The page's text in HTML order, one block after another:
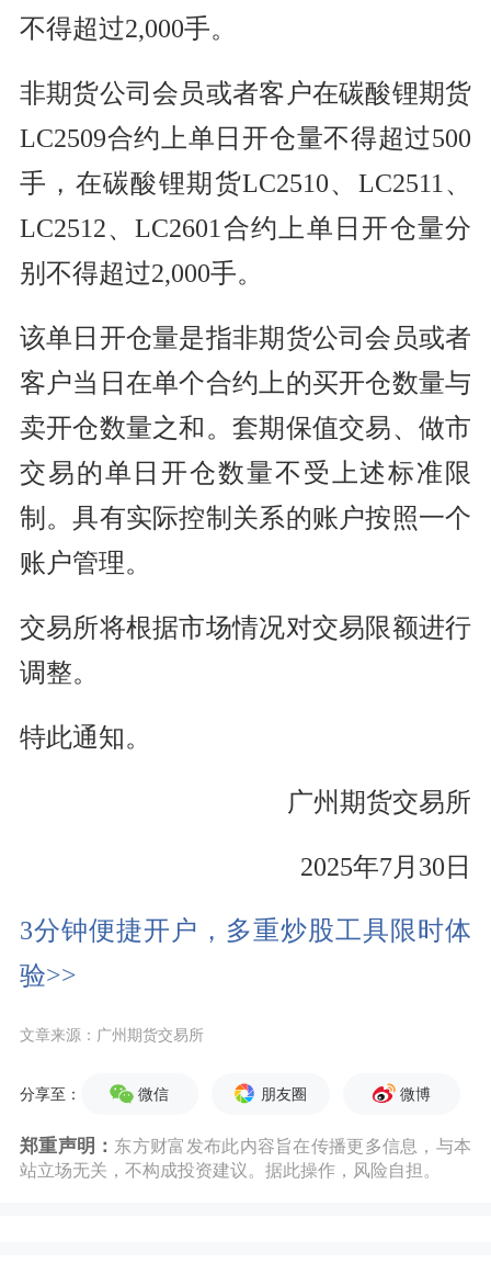
不得超过2,000手。
非期货公司会员或者客户在碳酸锂期货
LC2509合约上单日开仓量不得超过500
手，在碳酸锂期货LC2510、LC2511、
LC2512、LC2601合约上单日开仓量分
别不得超过2,000手。
该单日开仓量是指非期货公司会员或者
客户当日在单个合约上的买开仓数量与
卖开仓数量之和。套期保值交易、做市
交易的单日开仓数量不受上述标准限
制。具有实际控制关系的账户按照一个
账户管理。
交易所将根据市场情况对交易限额进行
调整。
特此通知。
广州期货交易所
2025年7月30日
3分钟便捷开户，多重炒股工具限时体
验>>
文章来源：广州期货交易所
分享至： 微信 朋友圈 微博
郑重声明： 东方财富发布此内容旨在传播更多信息，与本
站立场无关，不构成投资建议。据此操作，风险自担。